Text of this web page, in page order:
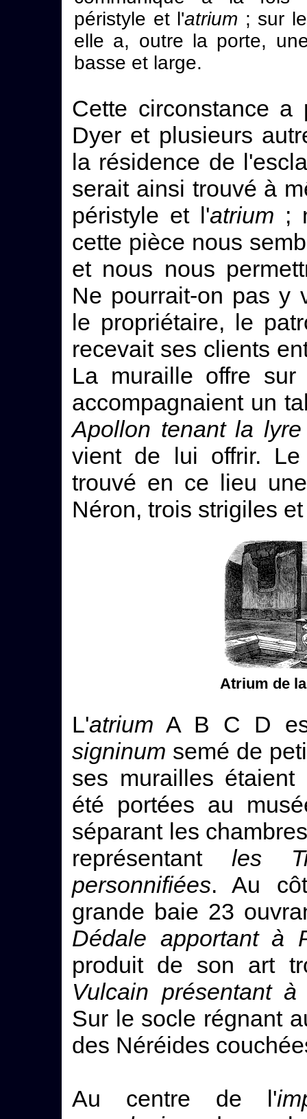
péristyle et l'atrium ; sur
elle a, outre la porte,
basse et large.
Cette circonstance a
Dyer et plusieurs
la résidence de
serait ainsi trouvé à
péristyle et l'atrium ;
cette pièce nous
et nous nous
Ne pourrait-on pas y
le propriétaire, le
recevait ses clients
La muraille offre
accompagnaient un
Apollon tenant la lyre
vient de lui offrir.
trouvé en ce lieu
Néron, trois strigiles
Atrium de
L'atrium A B C D
signinum semé de
ses murailles
été portées au
séparant les
représentant les
personnifiées. Au
grande baie 23
Dédale apportant à
produit de son art
Vulcain présentant
Sur le socle régnant
des Néréides
Au centre de l'